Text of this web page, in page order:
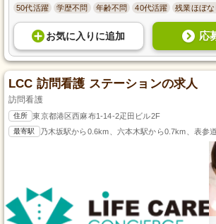
50代活躍 学歴不問 年齢不問 40代活躍 残業ほぼな
お気に入り に追加 応
LCC 訪問看護 ステーションの求人
訪問看護
住所 東京都港区西麻布1-14-2疋田ビル2F
最寄駅 乃木坂駅から0.6km、六本木駅から0.7km、表参